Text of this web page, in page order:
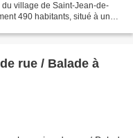
village de Saint-Jean-de-
490 habitants, situé à une
rue / Balade à